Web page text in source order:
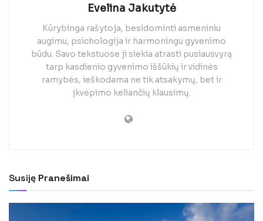
Evelina Jakutytė
Kūrybinga rašytoja, besidominti asmeniniu
augimu, psichologija ir harmoningu gyvenimo
būdu. Savo tekstuose ji siekia atrasti pusiausvyrą
tarp kasdienio gyvenimo iššūkių ir vidinės
ramybės, ieškodama ne tik atsakymų, bet ir
įkvėpimo keliančių klausimų.
Susiję Pranešimai